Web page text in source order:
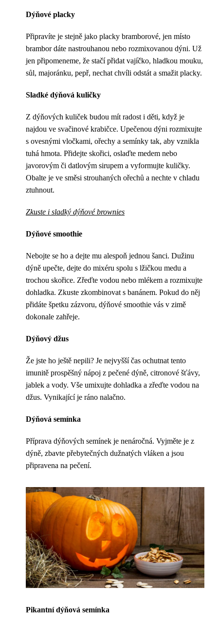
Dýňové placky
Připravíte je stejně jako placky bramborové, jen místo
brambor dáte nastrouhanou nebo rozmixovanou dýni. Už
jen připomeneme, že stačí přidat vajíčko, hladkou mouku,
sůl, majoránku, pepř, nechat chvíli odstát a smažit placky.
Sladké dýňová kuličky
Z dýňových kuliček budou mít radost i děti, když je
najdou ve svačinové krabičce. Upečenou dýni rozmixujte
s ovesnými vločkami, ořechy a semínky tak, aby vznikla
tuhá hmota. Přidejte skořici, oslaďte medem nebo
javorovým či datlovým sirupem a vyformujte kuličky.
Obalte je ve směsi strouhaných ořechů a nechte v chladu
ztuhnout.
Zkuste i sladký dýňové brownies
Dýňové smoothie
Nebojte se ho a dejte mu alespoň jednou šanci. Dužinu
dýně upečte, dejte do mixéru spolu s lžičkou medu a
trochou skořice. Zřeďte vodou nebo mlékem a rozmixujte
dohladka. Zkuste zkombinovat s banánem. Pokud do něj
přidáte špetku zázvoru, dýňové smoothie vás v zimě
dokonale zahřeje.
Dýňový džus
Že jste ho ještě nepili? Je nejvyšší čas ochutnat tento
imunitě prospěšný nápoj z pečené dýně, citronové šťávy,
jablek a vody. Vše umixujte dohladka a zřeďte vodou na
džus. Vynikající je ráno nalačno.
Dýňová semínka
Příprava dýňových semínek je nenáročná. Vyjměte je z
dýně, zbavte přebytečných dužnatých vláken a jsou
připravena na pečení.
Pikantní dýňová semínka